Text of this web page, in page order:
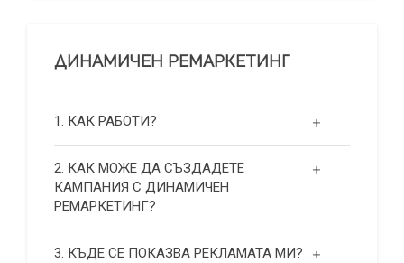
ДИНАМИЧЕН РЕМАРКЕТИНГ
1. КАК РАБОТИ?
2. КАК МОЖЕ ДА СЪЗДАДЕТЕ
КАМПАНИЯ С ДИНАМИЧЕН
РЕМАРКЕТИНГ?
3. КЪДЕ СЕ ПОКАЗВА РЕКЛАМАТА МИ?